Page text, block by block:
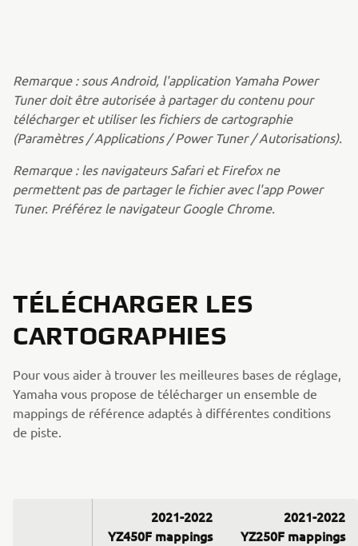
Remarque : sous Android, l'application Yamaha Power
Tuner doit être autorisée à partager du contenu pour
télécharger et utiliser les fichiers de cartographie
(Paramètres / Applications / Power Tuner / Autorisations).
Remarque : les navigateurs Safari et Firefox ne
permettent pas de partager le fichier avec l'app Power
Tuner. Préférez le navigateur Google Chrome.
TÉLÉCHARGER LES
CARTOGRAPHIES
Pour vous aider à trouver les meilleures bases de réglage,
Yamaha vous propose de télécharger un ensemble de
mappings de référence adaptés à différentes conditions
de piste.
2021-2022
YZ450F mappings
2021-2022
YZ250F mappings